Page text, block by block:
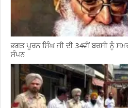
ਭਗਤ ਪੂਰਨ ਸਿੰਘ ਜੀ ਦੀ 34ਵੀਂ ਬਰਸੀ ਨੂੰ
ਸੰਪਨ